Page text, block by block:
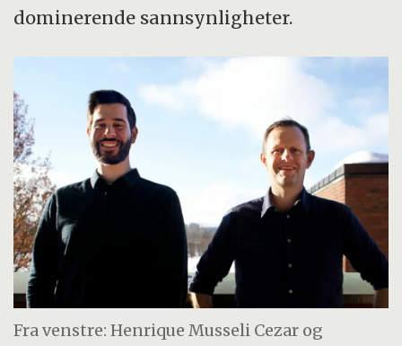
dominerende sannsynligheter.
Fra venstre: Henrique Musseli Cezar og